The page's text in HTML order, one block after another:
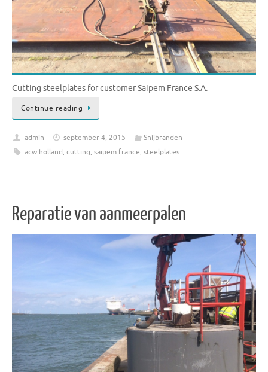
Cutting steelplates for customer Saipem France S.A.
Continue reading
admin september 4, 2015
Snijbranden
acw holland, cutting, saipem france, steelplates
Reparatie van aanmeerpalen